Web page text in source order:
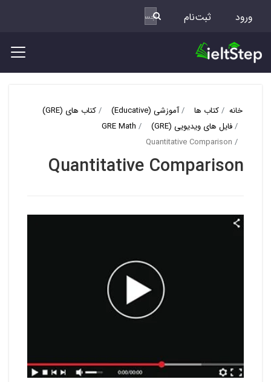
ورود ثبت‌نام
خانه کتاب ها آموزشی (Educative)
کتاب های (GRE)
فایل های ویدیویی (GRE)
GRE Math
Quantitative Comparison
Quantitative Comparison